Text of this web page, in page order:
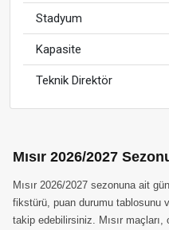
Stadyum
Kapasite
Teknik Direktör
Mısır 2026/2027
Mısır 2026/2027 sezonuna ait
fikstürü, puan durumu tablosunu
takip edebilirsiniz. Mısır